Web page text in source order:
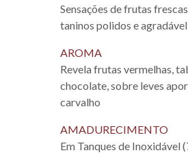
Sensações de frutas
taninos polidos e
AROMA
Revela frutas vermelhas,
chocolate, sobre leves
carvalho
AMADURECIMENTO
Em Tanques de Inoxidável